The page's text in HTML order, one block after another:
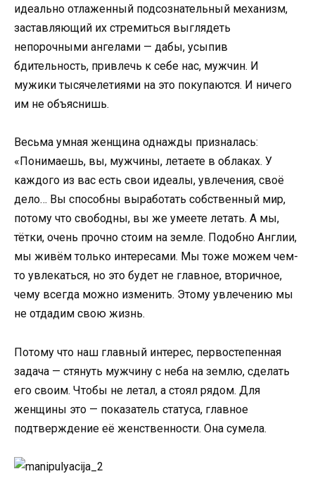
идеально отлаженный подсознательный механизм,
заставляющий их стремиться выглядеть
непорочными ангелами — дабы, усыпив
бдительность, привлечь к себе нас, мужчин. И
мужики тысячелетиями на это покупаются. И ничего
им не объяснишь.
Весьма умная женщина однажды призналась:
«Понимаешь, вы, мужчины, летаете в облаках. У
каждого из вас есть свои идеалы, увлечения, своё
дело… Вы способны выработать собственный мир,
потому что свободны, вы же умеете летать. А мы,
тётки, очень прочно стоим на земле. Подобно Англии,
мы живём только интересами. Мы тоже можем чем-
то увлекаться, но это будет не главное, вторичное,
чему всегда можно изменить. Этому увлечению мы
не отдадим свою жизнь.
Потому что наш главный интерес, первостепенная
задача — стянуть мужчину с неба на землю, сделать
его своим. Чтобы не летал, а стоял рядом. Для
женщины это — показатель статуса, главное
подтверждение её женственности. Она сумела.